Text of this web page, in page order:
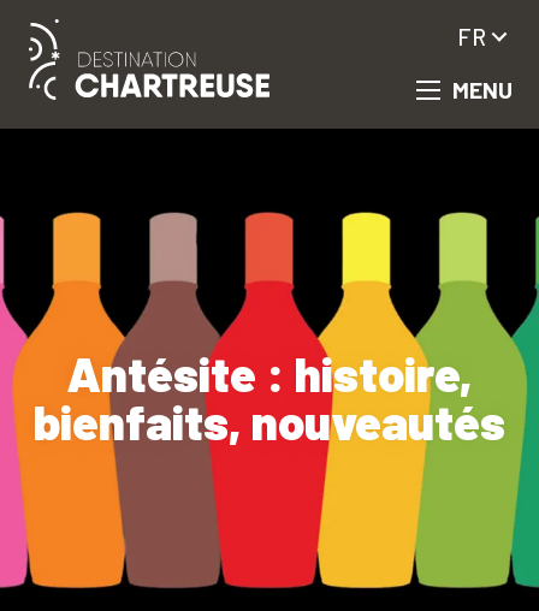
contenu
principal
MENU
FR
Antésite : histoire,
bienfaits, nouveautés